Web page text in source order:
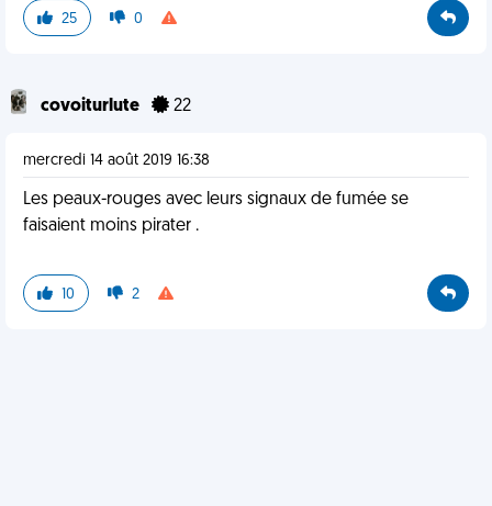
25 0
covoiturlute 22
mercredi 14 août 2019 16:38
Les peaux-rouges avec leurs signaux de fumée se
faisaient moins pirater .
10 2